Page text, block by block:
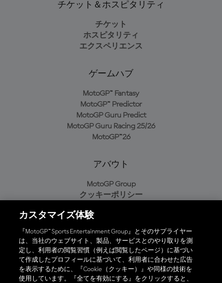
チケット＆ホスピタリティ
チケット
ホスピタリティ
エクスペリエンス
ゲームハブ
MotoGP™ Fantasy
MotoGP™ Predictor
MotoGP Guru Predict
MotoGP Guru Racing 25/26
MotoGP™26
アバウト
MotoGP Group
クッキーポリシー
プライバシーポリシー
購入ポリシー
オフィシャルアプリ
カスタマイズ体験
『MotoGP™ Sports Entertainment Group』とそのサプライヤー
は、当社のウェブサイト、製品、サービスとのやり取りを測
定し、利用者の閲覧習慣（例えば閲覧したページ）に基づい
て作成したプロフィールに基づいて、利用者に合わせた広告
を表示するために、『Cookie（クッキー）』や同様の技術を
使用しています。『全てを有効にする』をクリックすると、